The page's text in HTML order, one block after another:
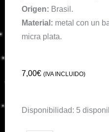
Origen: Brasil.
Material: metal con un
micra plata.
7,00€ (IVA INCLUIDO)
Disponibilidad: 5
Colgante